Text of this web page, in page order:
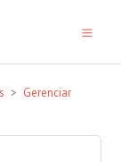
Gerenciar